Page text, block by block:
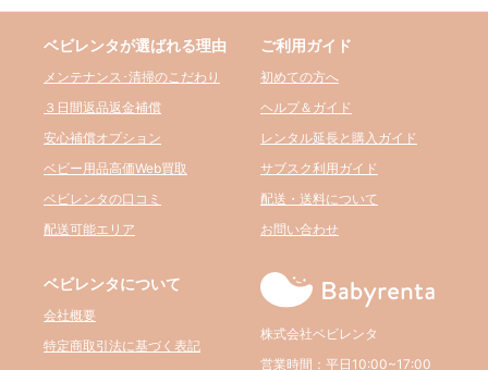
ベビレンタが選ばれる理由
メンテナンス･清掃のこだわり
３日間返品返金補償
安心補償オプション
ベビー用品高価Web買取
ベビレンタの口コミ
配送可能エリア
ご利用ガイド
初めての方へ
ヘルプ＆ガイド
レンタル延長と購入ガイド
サブスク利用ガイド
配送・送料について
お問い合わせ
ベビレンタについて
会社概要
特定商取引法に基づく表記
株式会社ベビレンタ
営業時間：平日10:00~17:00